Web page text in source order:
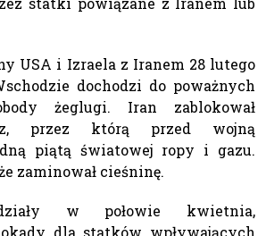
USA i Izraela z Iranem 28 lutego
dochodzi do poważnych
żeglugi. Iran zablokował
przez którą przed wojną
piątą światowej ropy i gazu.
zaminował cieśninę.
w połowie kwietnia,
dla statków wpływających